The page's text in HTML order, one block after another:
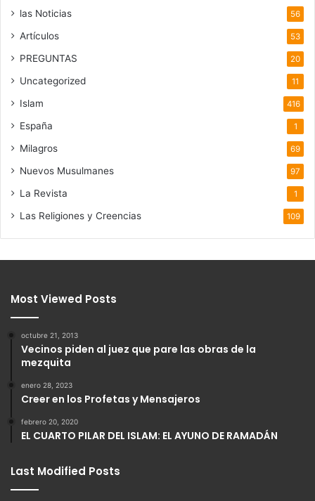
las Noticias 56
Artículos 53
PREGUNTAS 20
Uncategorized 11
Islam 416
España 1
Milagros 69
Nuevos Musulmanes 97
La Revista 1
Las Religiones y Creencias 109
Most Viewed Posts
octubre 21, 2013
Vecinos piden al juez que pare las obras de la
mezquita
enero 28, 2023
Creer en los Profetas y Mensajeros
febrero 20, 2020
EL CUARTO PILAR DEL ISLAM: EL AYUNO DE RAMADÁN
Last Modified Posts